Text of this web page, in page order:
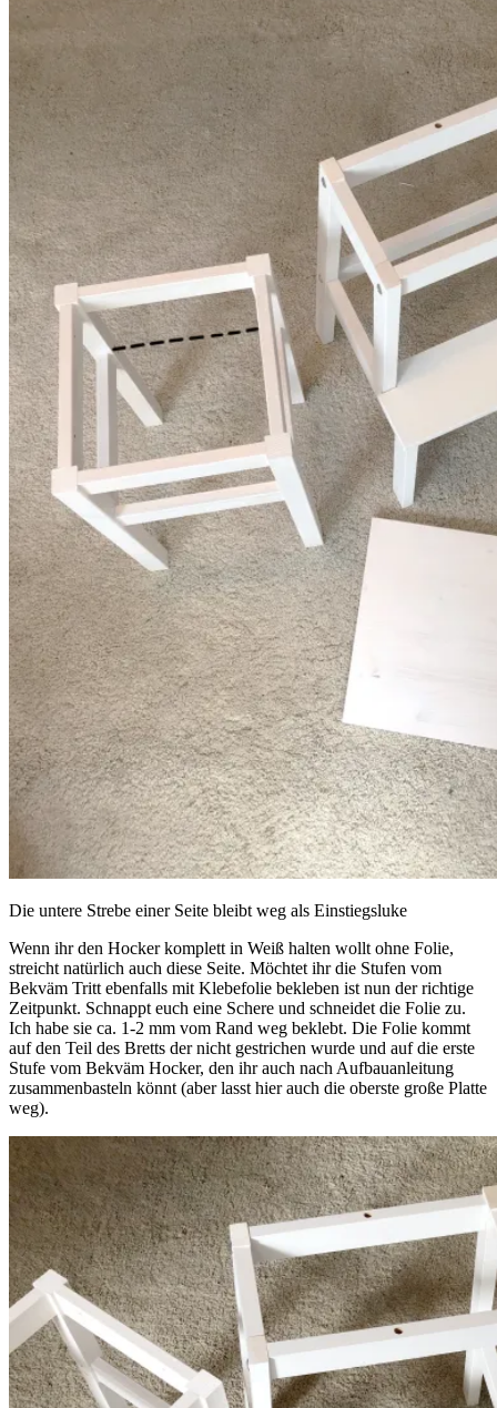
Die untere Strebe einer Seite bleibt weg als Einstiegsluke
Wenn ihr den Hocker komplett in Weiß halten wollt ohne Folie,
streicht natürlich auch diese Seite. Möchtet ihr die Stufen vom
Bekväm Tritt ebenfalls mit Klebefolie bekleben ist nun der richtige
Zeitpunkt. Schnappt euch eine Schere und schneidet die Folie zu.
Ich habe sie ca. 1-2 mm vom Rand weg beklebt. Die Folie kommt
auf den Teil des Bretts der nicht gestrichen wurde und auf die erste
Stufe vom Bekväm Hocker, den ihr auch nach Aufbauanleitung
zusammenbasteln könnt (aber lasst hier auch die oberste große Platte
weg).